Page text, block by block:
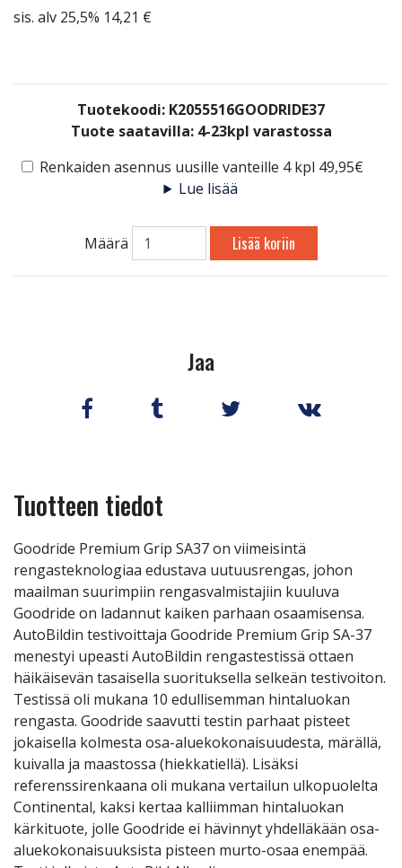
sis. alv 25,5% 14,21 €
Tuotekoodi: K2055516GOODRIDE37
Tuote saatavilla: 4-23kpl varastossa
Renkaiden asennus uusille vanteille 4 kpl 49,95€
Lue lisää
Määrä Lisää koriin
Jaa
Tuotteen tiedot
Goodride Premium Grip SA37 on viimeisintä
rengasteknologiaa edustava uutuusrengas, johon
maailman suurimpiin rengasvalmistajiin kuuluva
Goodride on ladannut kaiken parhaan osaamisensa.
AutoBildin testivoittaja Goodride Premium Grip SA-37
menestyi upeasti AutoBildin rengastestissä ottaen
häikäisevän tasaisella suorituksella selkeän testivoiton.
Testissä oli mukana 10 edullisemman hintaluokan
rengasta. Goodride saavutti testin parhaat pisteet
jokaisella kolmesta osa-aluekokonaisuudesta, märällä,
kuivalla ja maastossa (hiekkatiellä). Lisäksi
referenssirenkaana oli mukana vertailun ulkopuolelta
Continental, kaksi kertaa kalliimman hintaluokan
kärkituote, jolle Goodride ei hävinnyt yhdelläkään osa-
aluekokonaisuuksista pisteen murto-osaa enempää.